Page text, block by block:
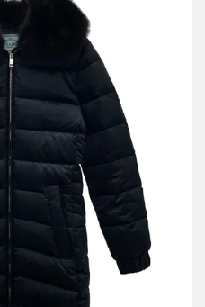
ダウンコート 28G062
見る